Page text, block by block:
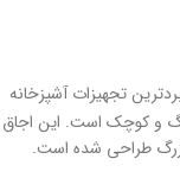
تجهیزات آشپزخانه
و کوچک است. این اجاق
بزرگ طراحی شده است.